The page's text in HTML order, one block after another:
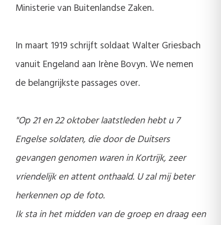
Ministerie van Buitenlandse Zaken.
In maart 1919 schrijft soldaat Walter Griesbach
vanuit Engeland aan Irène Bovyn. We nemen
de belangrijkste passages over.
"Op 21 en 22 oktober laatstleden hebt u 7
Engelse soldaten, die door de Duitsers
gevangen genomen waren in Kortrijk, zeer
vriendelijk en attent onthaald. U zal mij beter
herkennen op de foto.
Ik sta in het midden van de groep en draag een